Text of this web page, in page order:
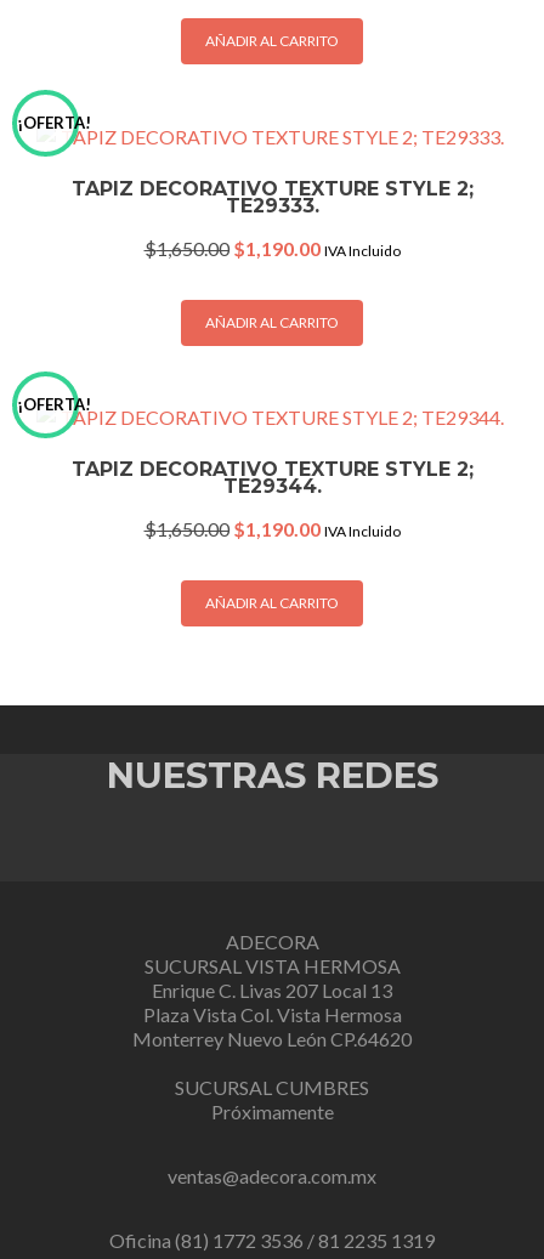
was:
$1,650.00.
is:
$1,190.00.
AÑADIR AL CARRITO
¡OFERTA!
TAPIZ DECORATIVO TEXTURE STYLE 2;
TE29333.
$1,650.00 Original
was:
$1,650.00.
$1,190.00Current
is:
$1,190.00.
IVA Incluido
AÑADIR AL CARRITO
¡OFERTA!
TAPIZ DECORATIVO TEXTURE STYLE 2;
TE29344.
$1,650.00 Original
was:
$1,650.00.
$1,190.00Current
is:
$1,190.00.
IVA Incluido
AÑADIR AL CARRITO
NUESTRAS REDES
ADECORA
SUCURSAL VISTA HERMOSA
Enrique C. Livas 207 Local 13
Plaza Vista Col. Vista Hermosa
Monterrey Nuevo León CP.64620
SUCURSAL CUMBRES
Próximamente
ventas@adecora.com.mx
Oficina (81) 1772 3536 / 81 2235 1319